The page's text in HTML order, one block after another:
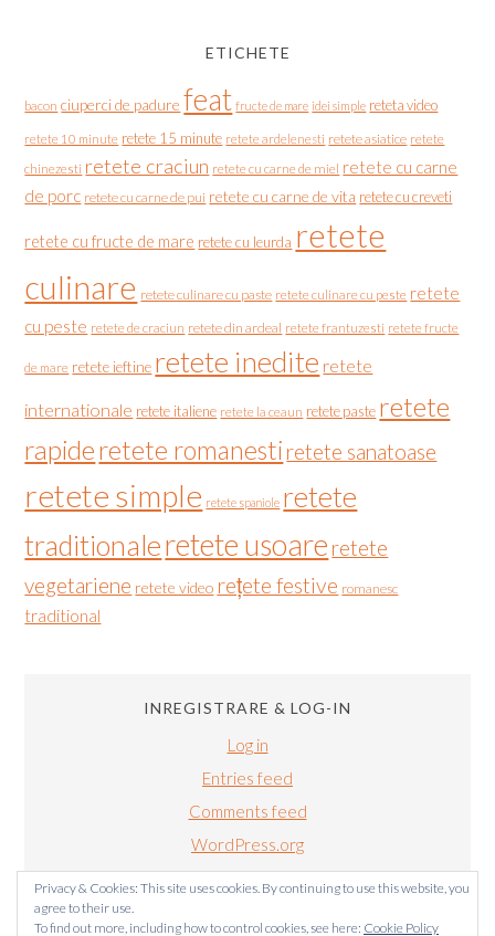
ETICHETE
bacon ciuperci de padure feat fructe de mare idei simple reteta video
retete 10 minute retete 15 minute retete ardelenesti retete asiatice retete
chinezesti retete craciun retete cu carne de miel retete cu carne
de porc retete cu carne de pui retete cu carne de vita retete cu creveti
retete cu fructe de mare retete cu leurda retete
culinare retete culinare cu paste retete culinare cu peste retete
cu peste retete de craciun retete din ardeal retete frantuzesti retete fructe
de mare retete ieftine retete inedite retete
internationale retete italiene retete la ceaun retete paste retete
rapideretete romanesti retete sanatoase
retete simple retete spaniole retete
traditionaleretete usoare retete
vegetariene retete video rețete festive romanesc
traditional
INREGISTRARE & LOG-IN
Log in
Entries feed
Comments feed
WordPress.org
Privacy & Cookies: This site uses cookies. By continuing to use this website, you
agree to their use.
To find out more, including how to control cookies, see here: Cookie Policy